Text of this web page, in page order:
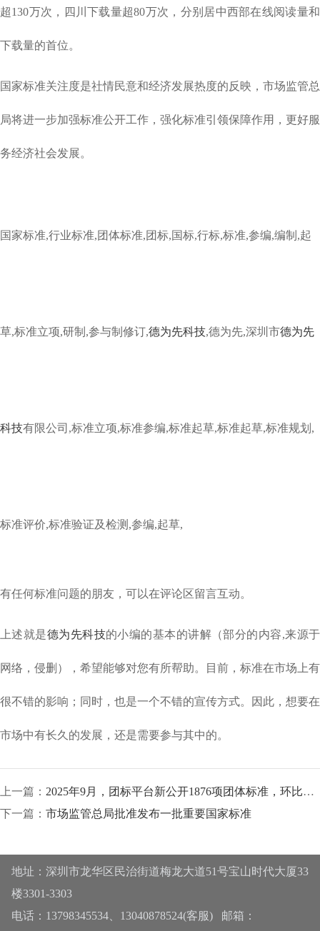
超130万次，四川下载量超80万次，分别居中西部在线阅读量和
下载量的首位。
国家标准关注度是社情民意和经济发展热度的反映，市场监管总
局将进一步加强标准公开工作，强化标准引领保障作用，更好服
务经济社会发展。
国家标准,行业标准,团体标准,团标,国标,行标,标准,参编,编制,起
草,标准立项,研制,参与制修订,德为先科技,德为先,深圳市德为先
科技有限公司,标准立项,标准参编,标准起草,标准起草,标准规划,
标准评价,标准验证及检测,参编,起草,
有任何标准问题的朋友，可以在评论区留言互动。
上述就是德为先科技的小编的基本的讲解（部分的内容,来源于
网络，侵删），希望能够对您有所帮助。目前，标准在市场上有
很不错的影响；同时，也是一个不错的宣传方式。因此，想要在
市场中有长久的发展，还是需要参与其中的。
上一篇： 2025年9月，团标平台新公开1876项团体标准，环比减少28%！
下一篇： 市场监管总局批准发布一批重要国家标准
地址：深圳市龙华区民治街道梅龙大道51号宝山时代大厦33
楼3301-3303
电话：13798345534、13040878524(客服) 邮箱：